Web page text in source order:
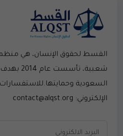
القسط لحقوق الإنسان، هي
شعبية،
السعودية
الإلكتروني: contact@alqst.org